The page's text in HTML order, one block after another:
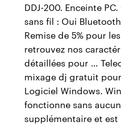
DDJ-200. Enceinte
sans fil : Oui
Remise de 5% pour
retrouvez nos
détaillées pour …
mixage dj gratuit
Logiciel Windows.
fonctionne sans
supplémentaire et